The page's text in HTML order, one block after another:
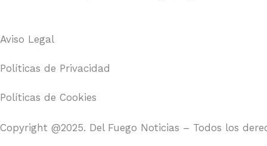
Aviso Legal
Políticas de Privacidad
Políticas de Cookies
Copyright @2025. Del Fuego Noticias – Todos los